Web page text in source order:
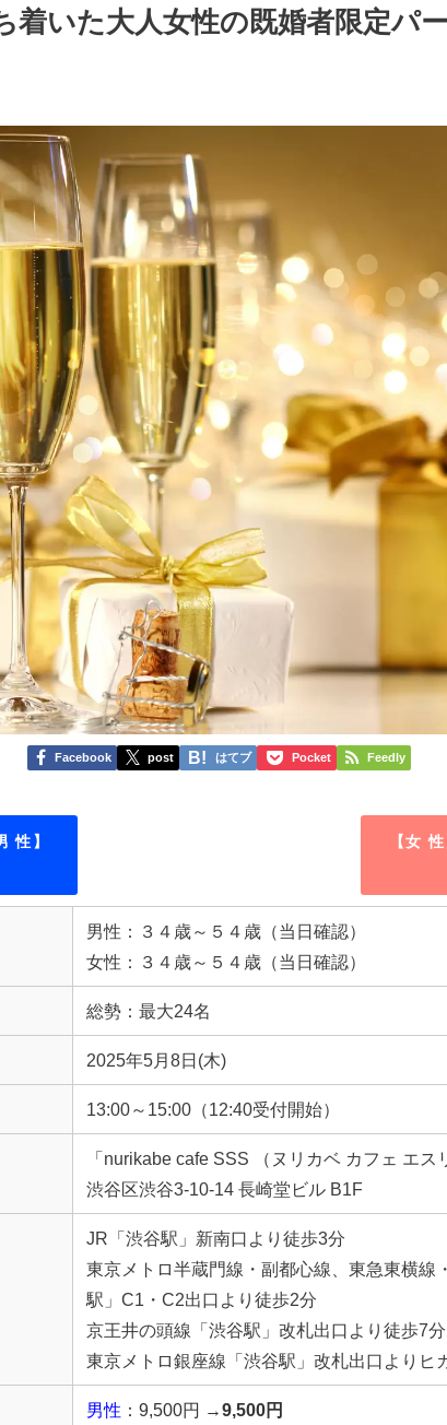
着いた大人女性の既婚者限定パ
Facebook post はてブ Pocket Feedly
性】 【女 性
男性：３４歳～５４歳（当日確認）
女性：３４歳～５４歳（当日確認）
総勢：最大24名
2025年5月8日(木)
13:00～15:00（12:40受付開始）
「nurikabe cafe SSS （ヌリカベ カフェ エス
渋谷区渋谷3-10-14 長崎堂ビル B1F
JR「渋谷駅」新南口より徒歩3分
東京メトロ半蔵門線・副都心線、東急東横線
駅」C1・C2出口より徒歩2分
京王井の頭線「渋谷駅」改札出口より徒歩7分
東京メトロ銀座線「渋谷駅」改札出口よりヒ
男性 ：9,500円 →9,500円